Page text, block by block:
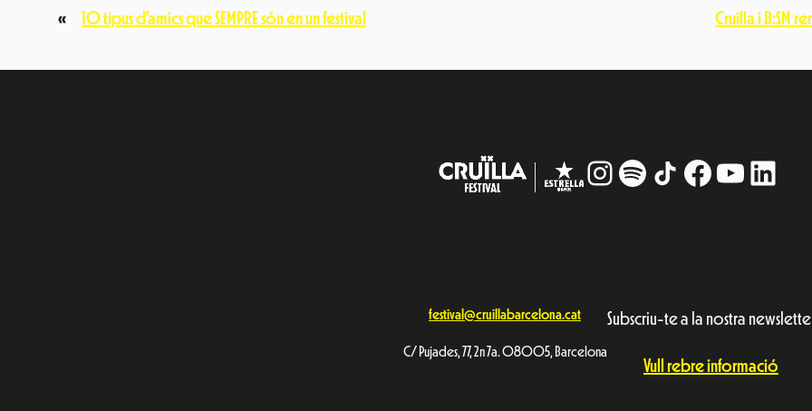
« 10 tipus d’amics que SEMPRE són en un festival Cruïlla i B:SM
Instagram
# TikTokFacebook
festival@cruillabarcelona.cat
C/ Pujades, 77, 2n 7a. 08005, Barcelona
Subscriu-te a la nostra
Vull rebre informació